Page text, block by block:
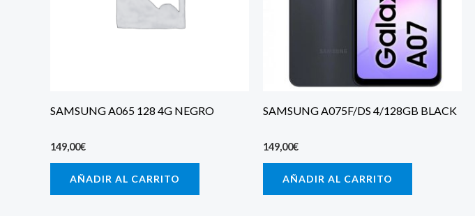
SAMSUNG A065 128 4G NEGRO
149,00€
AÑADIR AL CARRITO
SAMSUNG A075F/DS 4/128GB BLACK
149,00€
AÑADIR AL CARRITO